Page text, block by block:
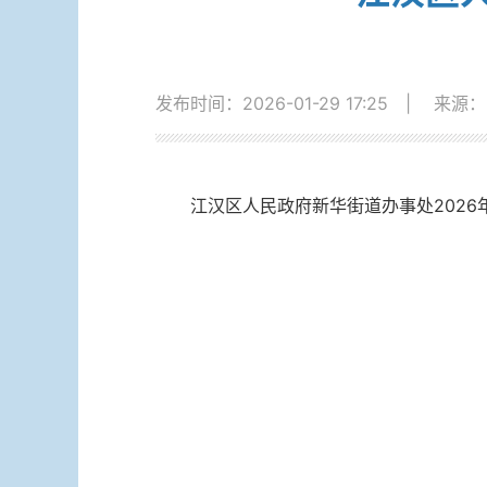
发布时间：2026-01-29 17:25 来源：
江汉区人民政府新华街道办事处2026